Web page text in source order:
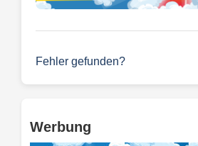
Fehler gefunden?
Werbung